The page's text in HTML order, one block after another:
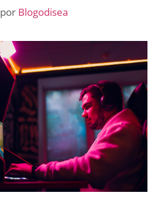
por Blogodisea